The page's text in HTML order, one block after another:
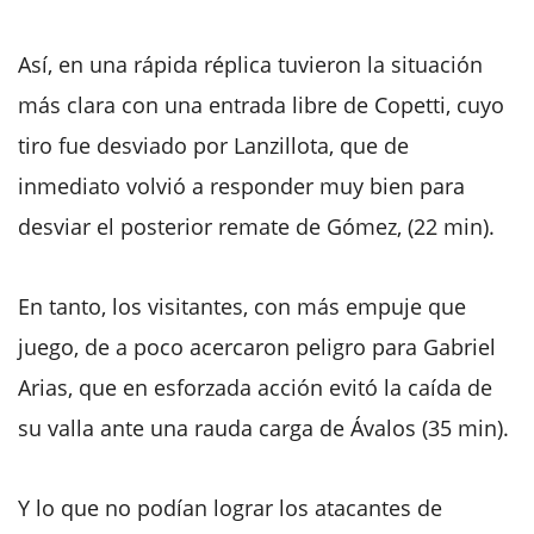
Así, en una rápida réplica tuvieron la situación
más clara con una entrada libre de Copetti, cuyo
tiro fue desviado por Lanzillota, que de
inmediato volvió a responder muy bien para
desviar el posterior remate de Gómez, (22 min).
En tanto, los visitantes, con más empuje que
juego, de a poco acercaron peligro para Gabriel
Arias, que en esforzada acción evitó la caída de
su valla ante una rauda carga de Ávalos (35 min).
Y lo que no podían lograr los atacantes de